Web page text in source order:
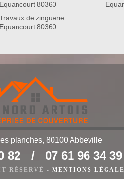
il est indispensable de
à basse pression. Après cela,
Equancourt 80360
Travaux de zinguerie
Equancourt 80360
planches, 80100 Abbeville
82 / 07 61 96 34 39
RÉSERVÉ - MENTIONS